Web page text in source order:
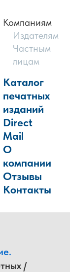
Компаниям
Издателям
Частным
лицам
Каталог
печатных
изданий
Direct
Mail
О
компании
Отзывы
Контакты
/